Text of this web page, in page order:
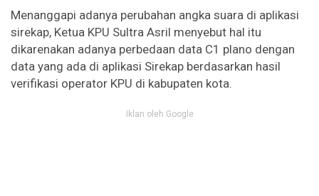
Menanggapi adanya perubahan angka suara di aplikasi
sirekap, Ketua KPU Sultra Asril menyebut hal itu
dikarenakan adanya perbedaan data C1 plano dengan
data yang ada di aplikasi Sirekap berdasarkan hasil
verifikasi operator KPU di kabupaten kota.
Iklan oleh Google